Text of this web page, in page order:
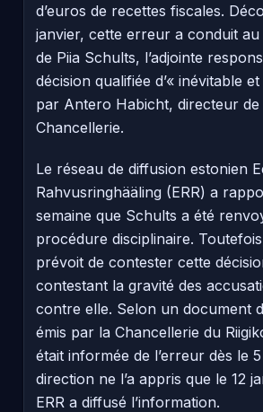
d’euros de recettes fiscales.
janvier, cette erreur a conduit au
de Piia Schults, l’adjointe
décision qualifiée d’« inévitable
par Antero Habicht, directeur de
Chancellerie.
Le réseau de diffusion estonien
Rahvusringhääling (ERR) a
semaine que Schults a été
procédure disciplinaire.
prévoit de contester cette
contestant la gravité des
contre elle. Selon un document
émis par la Chancellerie du
était informée de l’erreur dès le
direction ne l’a appris que le 12
ERR a diffusé l’information.